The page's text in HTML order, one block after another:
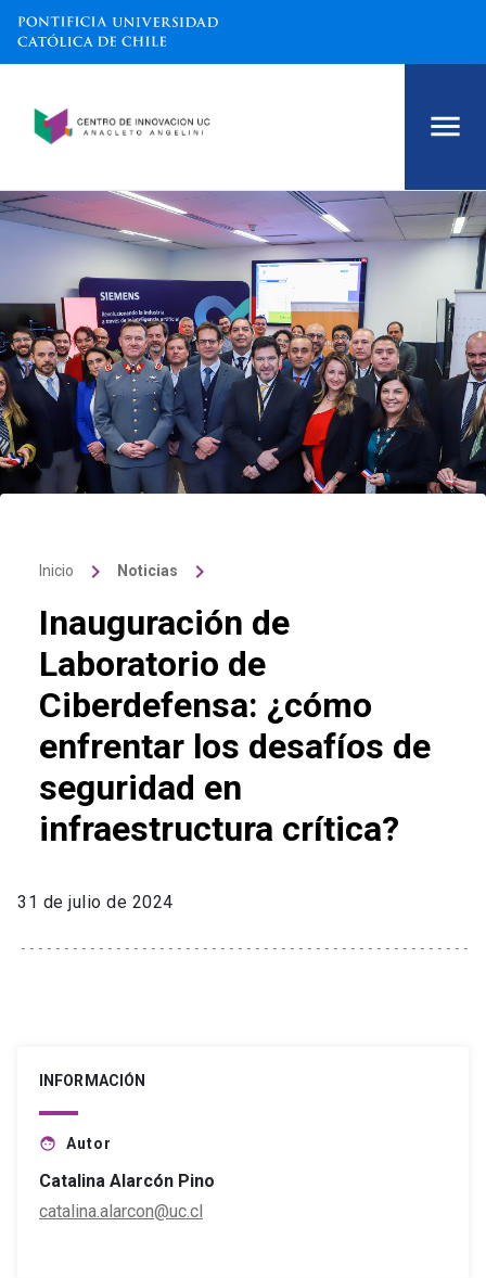
Inicio keyboard_arrow_right Noticias keyboard_arrow_right
Inauguración de
Laboratorio de
Ciberdefensa: ¿cómo
enfrentar los desafíos de
seguridad en
infraestructura crítica?
31 de julio de 2024
INFORMACIÓN
face Autor
Catalina Alarcón Pino
catalina.alarcon@uc.cl